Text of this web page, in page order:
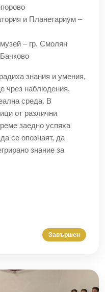
и Планетариум –
– гр. Смолян
знания и умения,
чрез наблюдения,
среда. В
от различни
заедно успяха
се опознаят, да
знание за
Завършен